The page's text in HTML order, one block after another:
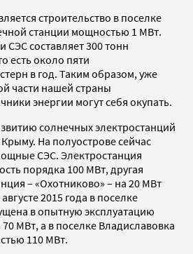
строительство в поселке
станции мощностью 1 МВт.
СЭС составляет 300 тонн
есть около пяти
в год. Таким образом, уже
части нашей страны
энергии могут себя окупать.
солнечных электростанций
На полуострове сейчас
СЭС. Электростанция
порядка 100 МВт, другая
– «Охотниково» – на 20 МВт
2015 года в поселке
в опытную эксплуатацию
МВт, а в поселке Владиславовка
110 МВт.